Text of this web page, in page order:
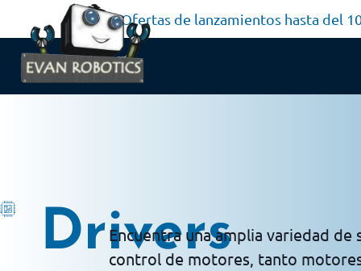
Ofertas de lanzamientos hasta del
Drivers
Encuentra una amplia variedad de
control de motores, tanto